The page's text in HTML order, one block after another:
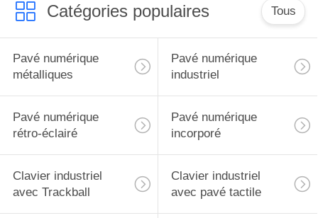
Catégories populaires Tous
Pavé numérique
métalliques
Pavé numérique
industriel
Pavé numérique
rétro-éclairé
Pavé numérique
incorporé
Clavier industriel
avec Trackball
Clavier industriel
avec pavé tactile